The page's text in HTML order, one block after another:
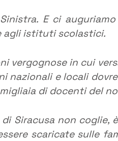
E ci
agli istituti scolastici.
vergognose in cui
nazionali e locali
di docenti del
Siracusa non coglie,
scaricate sulle